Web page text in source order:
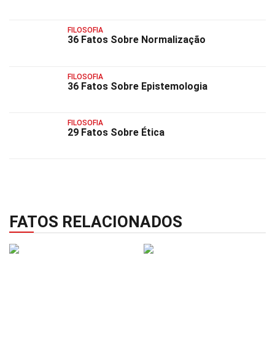
FILOSOFIA
36 Fatos Sobre Normalização
FILOSOFIA
36 Fatos Sobre Epistemologia
FILOSOFIA
29 Fatos Sobre Ética
FATOS RELACIONADOS